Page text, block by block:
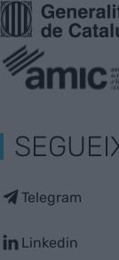
Telegram
Linkedin